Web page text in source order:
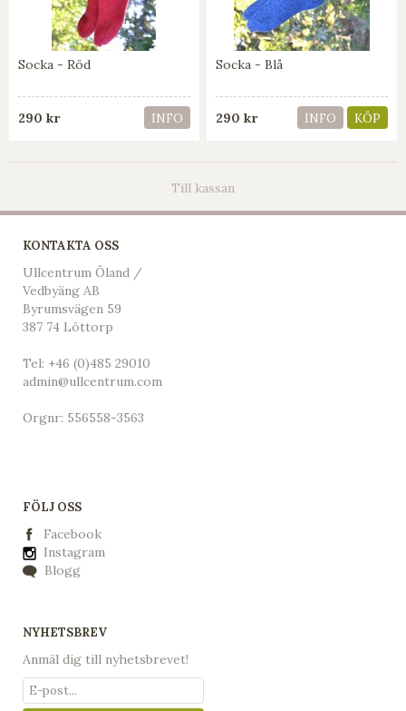
Socka - Röd
290 kr INFO
Socka - Blå
290 kr INFO KÖP
Till kassan
KONTAKTA OSS
Ullcentrum Öland /
Vedbyäng AB
Byrumsvägen 59
387 74 Löttorp
Tel: +46 (0)485 29010
admin@ullcentrum.com
Orgnr: 556558-3563
FÖLJ OSS
Facebook
Instagram
Blogg
NYHETSBREV
Anmäl dig till nyhetsbrevet!